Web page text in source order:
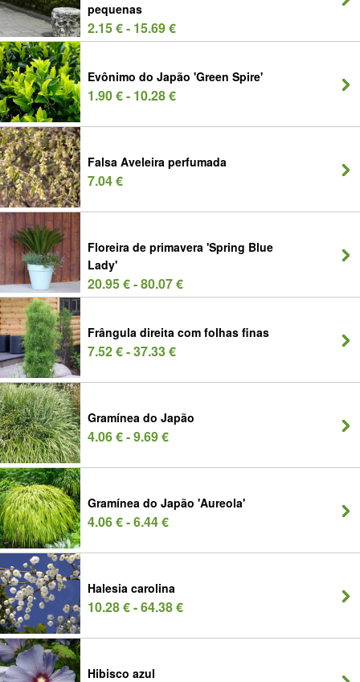
pequenas
2.15 € - 15.69 €
Evônimo do Japão 'Green Spire'
1.90 € - 10.28 €
Falsa Aveleira perfumada
7.04 €
Floreira de primavera 'Spring Blue
Lady'
20.95 € - 80.07 €
Frângula direita com folhas finas
7.52 € - 37.33 €
Gramínea do Japão
4.06 € - 9.69 €
Gramínea do Japão 'Aureola'
4.06 € - 6.44 €
Halesia carolina
10.28 € - 64.38 €
Hibisco azul